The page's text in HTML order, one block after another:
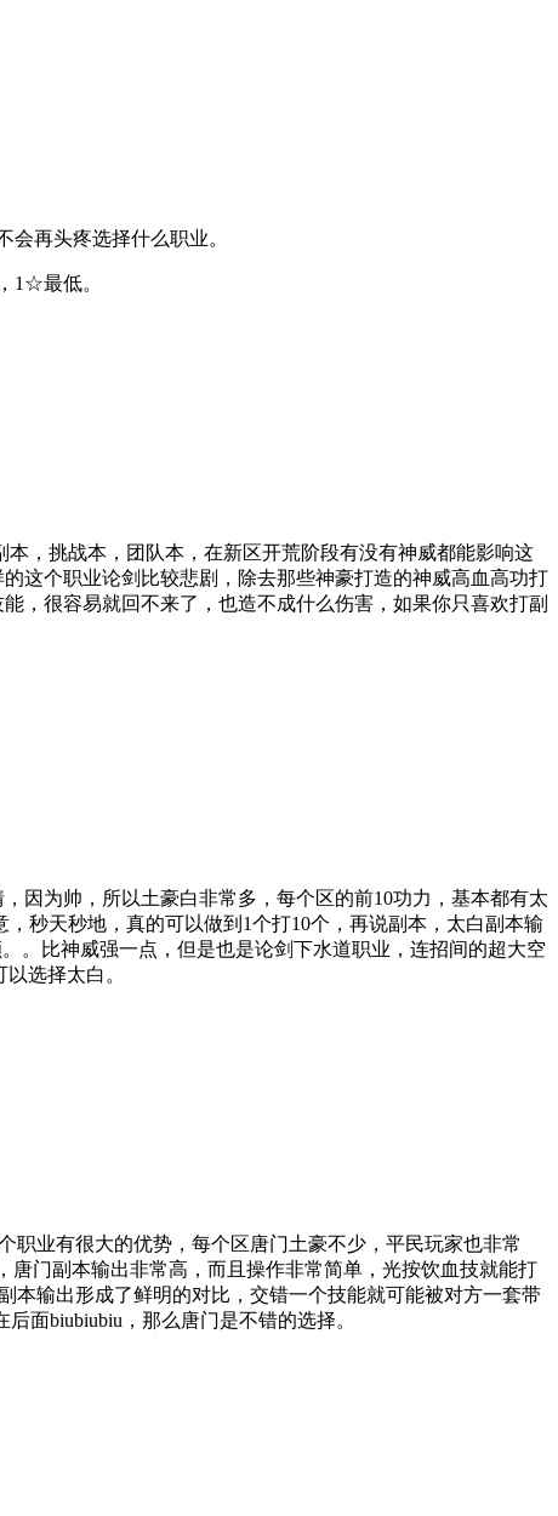
再头疼选择什么职业。
1☆最低。
，挑战本，团队本，在新区开荒阶段有没有神威都能影响这
这个职业论剑比较悲剧，除去那些神豪打造的神威高血高功打
，很容易就回不来了，也造不成什么伤害，如果你只喜欢打副
因为帅，所以土豪白非常多，每个区的前10功力，基本都有太
秒天秒地，真的可以做到1个打10个，再说副本，太白副本输
。比神威强一点，但是也是论剑下水道职业，连招间的超大空
选择太白。
职业有很大的优势，每个区唐门土豪不少，平民玩家也非常
门副本输出非常高，而且操作非常简单，光按饮血技就能打
本输出形成了鲜明的对比，交错一个技能就可能被对方一套带
面biubiubiu，那么唐门是不错的选择。